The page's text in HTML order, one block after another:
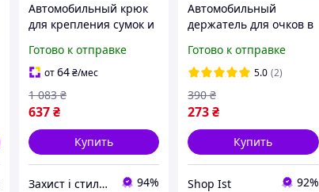
Автомобильный крюк
для крепления сумок и
темно-серый Baseus
Beetle
Готово к отправке
от64₴/мес
637₴
1 083 ₴
Купить
Захист і стиль — в одному магазині 94%
Автомобильный
держатель для очков в
фиксатор
автодержатель очков
на козырёк Baseus
Готово к отправке
5.0 (2)
273₴
390 ₴
Купить
Shop Ist 92%